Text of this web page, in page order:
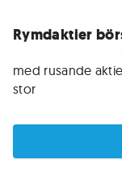
Rymdaktier
med rusande
stor